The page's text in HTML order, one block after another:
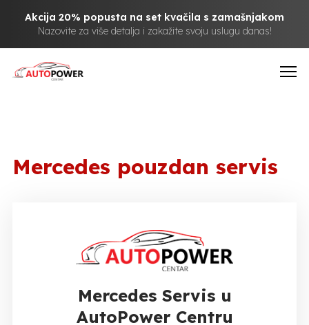
Akcija 20% popusta na set kvačila s zamašnjakom
Nazovite za više detalja i zakažite svoju uslugu danas!
Mercedes pouzdan servis
Mercedes Servis u
AutoPower Centru